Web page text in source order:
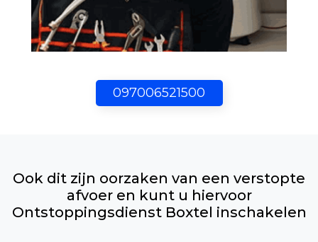
097006521500
Ook dit zijn oorzaken van een verstopte
afvoer en kunt u hiervoor
Ontstoppingsdienst Boxtel inschakelen